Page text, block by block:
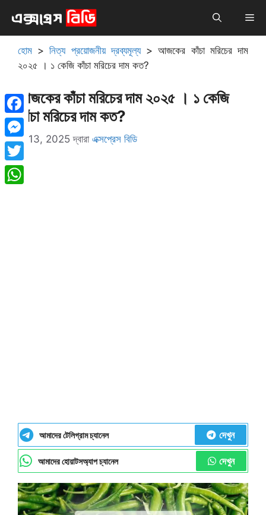
লেখায়
যান
মেনু
Facebook
Messenger
Twitter
হোম >নিত্য প্রয়োজনীয় দ্রব্যমূল্য>আজকের কাঁচা মরিচের দাম
২০২৫ । ১ কেজি কাঁচা মরিচের দাম কত?
আজকের কাঁচা মরিচের দাম ২০২৫ । ১ কেজি
কাঁচা মরিচের দাম কত?
মে 13, 2025 দ্বারা এক্সপ্রেস বিডি
আমাদের টেলিগ্রাম চ্যানেল দেখুন
আমাদের হোয়াটসঅ্যাপ চ্যানেল দেখুন